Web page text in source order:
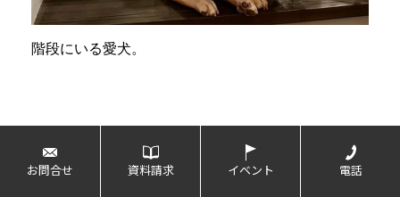
階段にいる愛犬。
お問合せ 資料請求 イベント 電話